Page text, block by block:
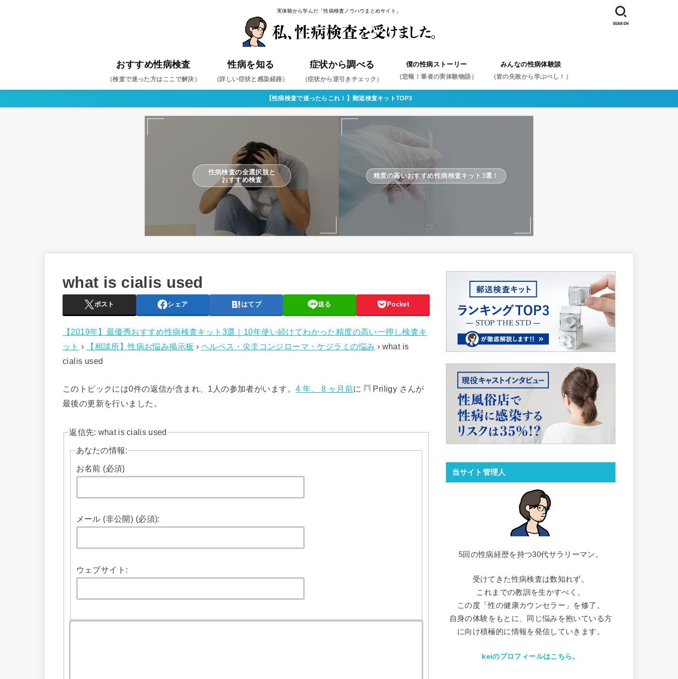
実体験から学んだ「性病検査ノウハウまとめサイト」
おすすめ性病検査
（検査で迷った方はここで解決）
性病を知る
（詳しい症状と感染経路）
（まずはこれを疑え！）
マイコプラズマ・ウレアプラズマ
症状から調べる
（症状から逆引きチェック）
僕の性病ストーリー
（悲報！筆者の実体験物語）
みんなの性病体験談
（皆の失敗から学ぶべし！）
SEARCH
【性病検査で迷ったらこれ！】郵送検査キットTOP3
性病検査の全選択肢と
おすすめ検査
精度の高いおすすめ性病検査キット3選！
what is cialis used
ポスト シェア はてブ 送る Pocket
【2019年】最優秀おすすめ性病検査キット3選｜10年使い続けてわかった精度の高い一押し検査キ
ット › 【相談所】性病お悩み掲示板 › ヘルペス・尖圭コンジローマ・ケジラミの悩み › what is
cialis used
このトピックには0件の返信が含まれ、1人の参加者がいます。 4 年、 8 ヶ月前に
Priligy さんが
最後の更新を行いました。
返信先: what is cialis used
あなたの情報:
お名前 (必須)
メール (非公開) (必須):
ウェブサイト:
当サイト管理人
5回の性病経歴を持つ30代サラリーマン。
受けてきた性病検査は数知れず。
これまでの教訓を生かすべく、
この度「性の健康カウンセラー」を修了。
自身の体験をもとに、同じ悩みを抱いている方
に向け積極的に情報を発信していきます。
keiのプロフィールはこちら。